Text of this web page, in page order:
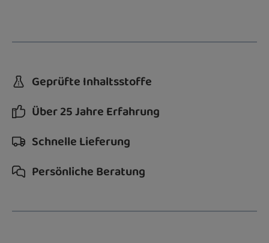
Geprüfte Inhaltsstoffe
Über 25 Jahre Erfahrung
Schnelle Lieferung
Persönliche Beratung